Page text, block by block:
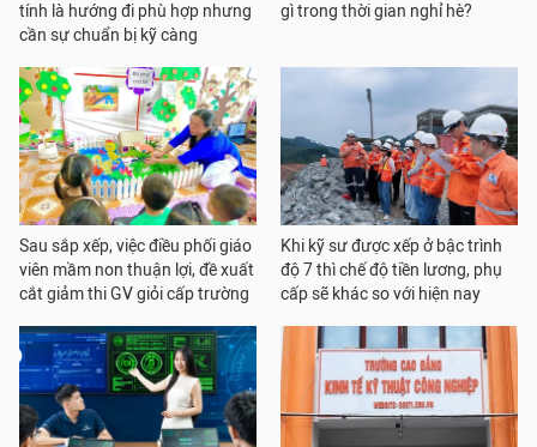
tính là hướng đi phù hợp nhưng
cần sự chuẩn bị kỹ càng
gì trong thời gian nghỉ hè?
Sau sắp xếp, việc điều phối giáo
viên mầm non thuận lợi, đề xuất
cắt giảm thi GV giỏi cấp trường
Khi kỹ sư được xếp ở bậc trình
độ 7 thì chế độ tiền lương, phụ
cấp sẽ khác so với hiện nay